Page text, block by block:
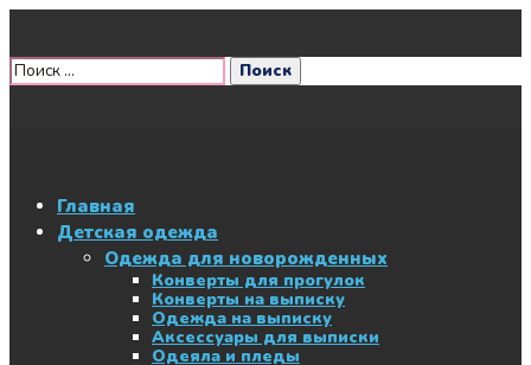
Главная
Детская одежда
Одежда для новорожденных
Конверты для прогулок
Конверты на выписку
Одежда на выписку
Аксессуары для выписки
Одеяла и пледы